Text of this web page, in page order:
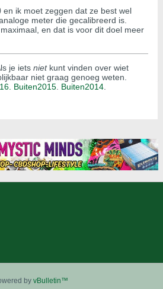
en ik moet zeggen dat ze best wel
meter die gecalibreerd is.
en dat is voor dit doel meer
je iets nietkunt vinden over wiet
niet graag genoeg weten.
Buiten2015 Buiten2014
by vBulletin™